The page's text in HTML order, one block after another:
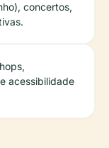
concertos,
acessibilidade